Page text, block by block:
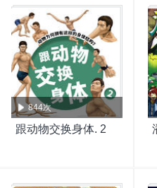
844次
跟动物交换身体. 2